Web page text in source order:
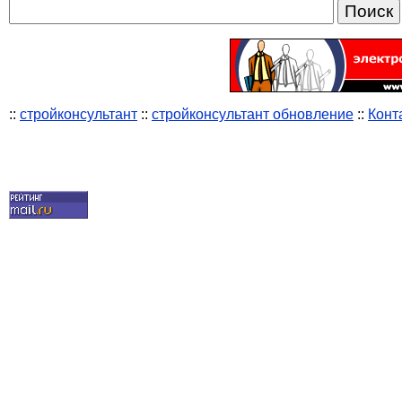
:: стройконсультант :: стройконсультант обновление ::